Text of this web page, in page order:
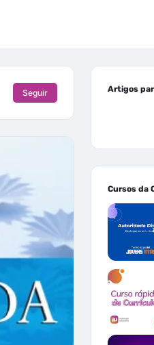
Seguir Artigos
Cursos da